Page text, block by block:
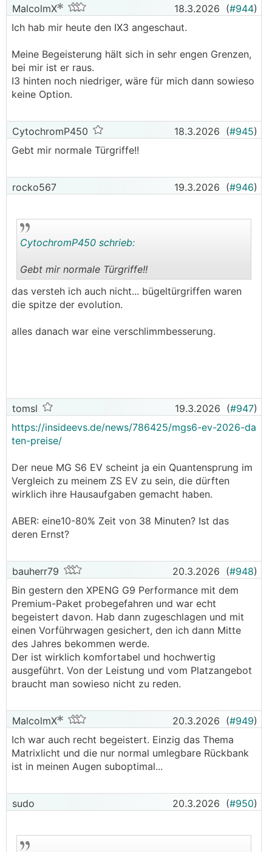
MalcolmX 18.3.2026 (#944)
Ich hab mir heute den IX3 angeschaut.
Meine Begeisterung hält sich in sehr engen Grenzen,
bei mir ist er raus.
I3 hinten noch niedriger, wäre für mich dann sowieso
keine Option.
CytochromP450 18.3.2026 (#945)
Gebt mir normale Türgriffe!!
rocko567 19.3.2026 (#946)
..
CytochromP450 schrieb:
Gebt mir normale Türgriffe!!
das versteh ich auch nicht... bügeltürgriffen waren
die spitze der evolution.
alles danach war eine verschlimmbesserung.
tomsl 19.3.2026 (#947)
https://insideevs.de/news/786425/mgs6-ev-2026-da
ten-preise/
Der neue MG S6 EV scheint ja ein Quantensprung im
Vergleich zu meinem ZS EV zu sein, die dürften
wirklich ihre Hausaufgaben gemacht haben.
ABER: eine10-80% Zeit von 38 Minuten? Ist das
deren Ernst?
bauherr79 20.3.2026 (#948)
Bin gestern den XPENG G9 Performance mit dem
Premium-Paket probegefahren und war echt
begeistert davon. Hab dann zugeschlagen und mit
einen Vorführwagen gesichert, den ich dann Mitte
des Jahres bekommen werde.
Der ist wirklich komfortabel und hochwertig
ausgeführt. Von der Leistung und vom Platzangebot
braucht man sowieso nicht zu reden.
MalcolmX 20.3.2026 (#949)
Ich war auch recht begeistert. Einzig das Thema
Matrixlicht und die nur normal umlegbare Rückbank
ist in meinen Augen suboptimal...
sudo 20.3.2026 (#950)